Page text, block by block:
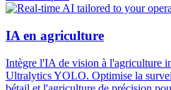
IA en agriculture
Intègre l'IA de vision à l'agriculture
Ultralytics YOLO. Optimise la